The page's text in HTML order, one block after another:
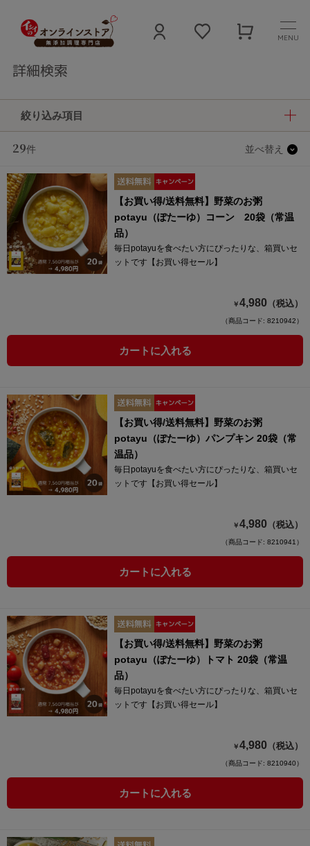
MENU
詳細検索
絞り込み項目
並べ替え
29件
【お買い得/送料無料】野菜のお粥
potayu（ぽたーゆ）コーン 20袋（常温
品）
毎日potayuを食べたい方にぴったりな、箱買いセ
ットです【お買い得セール】
￥4,980 （税込）
（商品コード: 8210942）
カートに入れる
【お買い得/送料無料】野菜のお粥
potayu（ぽたーゆ）パンプキン 20袋（常
温品）
毎日potayuを食べたい方にぴったりな、箱買いセ
ットです【お買い得セール】
￥4,980 （税込）
（商品コード: 8210941）
カートに入れる
【お買い得/送料無料】野菜のお粥
potayu（ぽたーゆ）トマト 20袋（常温
品）
毎日potayuを食べたい方にぴったりな、箱買いセ
ットです【お買い得セール】
￥4,980 （税込）
（商品コード: 8210940）
カートに入れる